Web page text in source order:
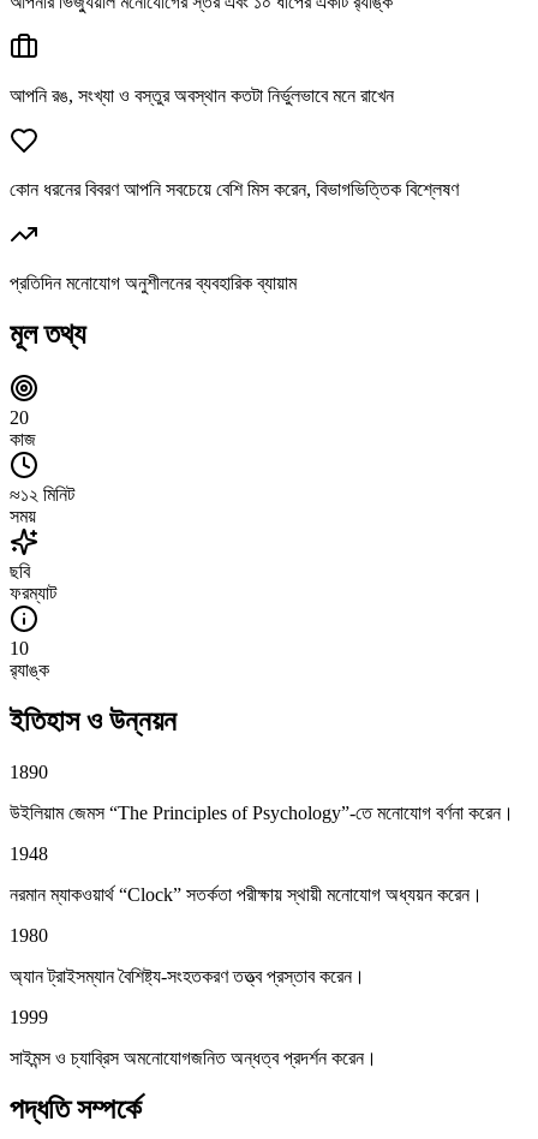
আপনি রঙ, সংখ্যা ও বস্তুর অবস্থান কতটা নির্ভুলভাবে মনে রাখেন
কোন ধরনের বিবরণ আপনি সবচেয়ে বেশি মিস করেন, বিভাগভিত্তিক বিশ্লেষণ
প্রতিদিন মনোযোগ অনুশীলনের ব্যবহারিক ব্যায়াম
মূল তথ্য
20
কাজ
≈১২ মিনিট
সময়
ছবি
ফরম্যাট
10
র‍্যাঙ্ক
ইতিহাস ও উন্নয়ন
1890
উইলিয়াম জেমস “The Principles of Psychology”-তে মনোযোগ বর্ণনা করেন।
1948
নরমান ম্যাকওয়ার্থ “Clock” সতর্কতা পরীক্ষায় স্থায়ী মনোযোগ অধ্যয়ন করেন।
1980
অ্যান ট্রাইসম্যান বৈশিষ্ট্য-সংহতকরণ তত্ত্ব প্রস্তাব করেন।
1999
সাইমন্স ও চ্যাব্রিস অমনোযোগজনিত অন্ধত্ব প্রদর্শন করেন।
পদ্ধতি সম্পর্কে